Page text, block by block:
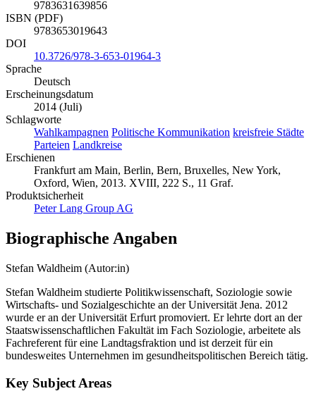
9783631639856
ISBN (PDF)
9783653019643
DOI
10.3726/978-3-653-01964-3
Sprache
Deutsch
Erscheinungsdatum
2014 (Juli)
Schlagworte
Wahlkampagnen Politische Kommunikation kreisfreie Städte
Parteien Landkreise
Erschienen
Frankfurt am Main, Berlin, Bern, Bruxelles, New York,
Oxford, Wien, 2013. XVIII, 222 S., 11 Graf.
Produktsicherheit
Peter Lang Group AG
Biographische Angaben
Stefan Waldheim (Autor:in)
Stefan Waldheim studierte Politikwissenschaft, Soziologie sowie
Wirtschafts- und Sozialgeschichte an der Universität Jena. 2012
wurde er an der Universität Erfurt promoviert. Er lehrte dort an der
Staatswissenschaftlichen Fakultät im Fach Soziologie, arbeitete als
Fachreferent für eine Landtagsfraktion und ist derzeit für ein
bundesweites Unternehmen im gesundheitspolitischen Bereich tätig.
Key Subject Areas